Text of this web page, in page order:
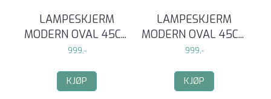
LAMPESKJERM
MODERN OVAL 45C...
999,-
KJØP
LAMPESKJERM
MODERN OVAL 45C...
999,-
KJØP